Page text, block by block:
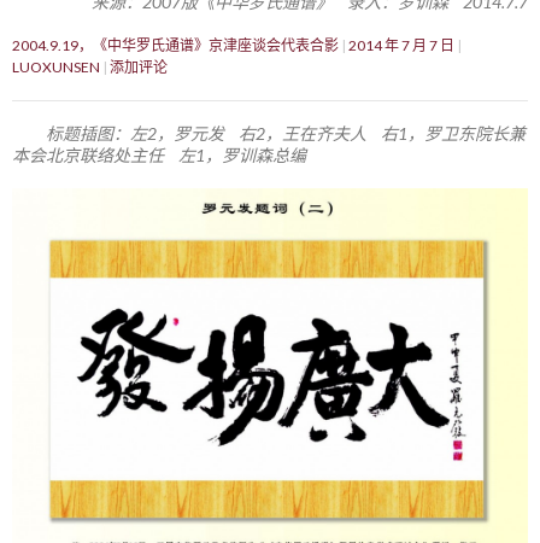
2004.9.19，《中华罗氏通谱》京津座谈会代表合影 2014 年 7 月 7 日
LUOXUNSEN 添加评论
标题插图：左2，罗元发 右2，王在齐夫人 右1，罗卫东院长兼
本会北京联络处主任 左1，罗训森总编